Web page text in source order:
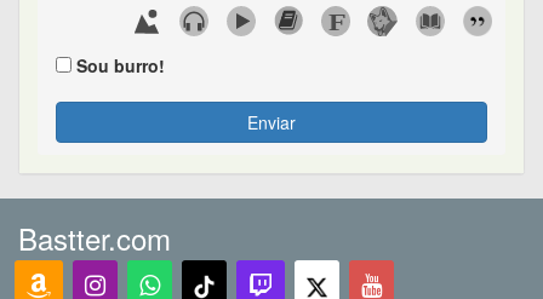
Sou burro!
Enviar
Bastter.com